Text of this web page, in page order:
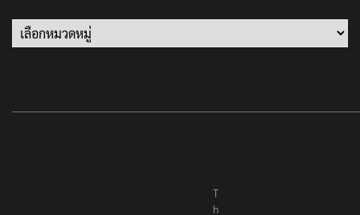
Categories
T
h